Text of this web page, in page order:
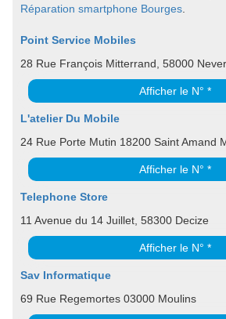
Réparation smartphone Bourges
Point Service Mobiles
28 Rue François Mitterrand, 58000
Afficher le N° *
L'atelier Du Mobile
24 Rue Porte Mutin 18200 Saint Amand
Afficher le N° *
Telephone Store
11 Avenue du 14 Juillet, 58300 Decize
Afficher le N° *
Sav Informatique
69 Rue Regemortes 03000 Moulins